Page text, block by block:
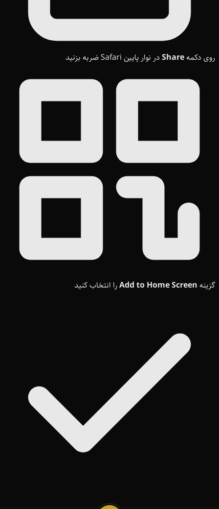
روی دکمهShare در نوار پایین Safari ضربه بزنید
گزینه Add to Home Screenرا انتخاب کنید